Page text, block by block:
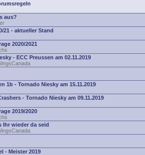
aus?
21 - aktueller Stand
2020/2021
- ECC Preussen am 02.11.2019
1b - Tornado Niesky am 15.11.2019
- Tornado Niesky am 09.11.2019
2019/2020
Ihr wieder da seid
- Meister 2019